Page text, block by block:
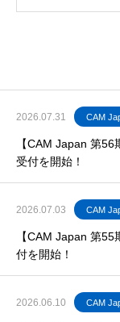
2026.07.31 CAM
【CAM Japan 第
受付を開始！
2026.07.03 CAM
【CAM Japan 第
付を開始！
2026.06.10 CAM